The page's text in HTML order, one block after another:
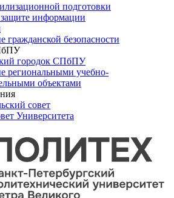
подготовки
информации
гражданской безопасности
городок СПбПУ
региональными учебно-
объектами
совет
Университета